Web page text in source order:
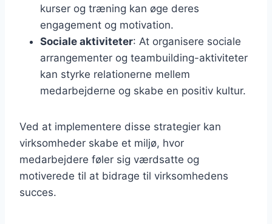
kurser og træning kan øge deres
engagement og motivation.
Sociale aktiviteter: At organisere sociale
arrangementer og teambuilding-aktiviteter
kan styrke relationerne mellem
medarbejderne og skabe en positiv kultur.
Ved at implementere disse strategier kan
virksomheder skabe et miljø, hvor
medarbejdere føler sig værdsatte og
motiverede til at bidrage til virksomhedens
succes.